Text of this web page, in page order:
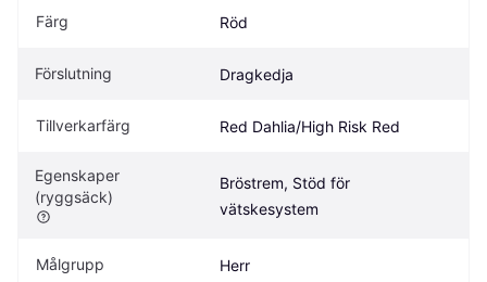
Färg Röd
Förslutning Dragkedja
Tillverkarfärg Red Dahlia/High Risk Red
Egenskaper
(ryggsäck)
Bröstrem, Stöd för
vätskesystem
Målgrupp Herr